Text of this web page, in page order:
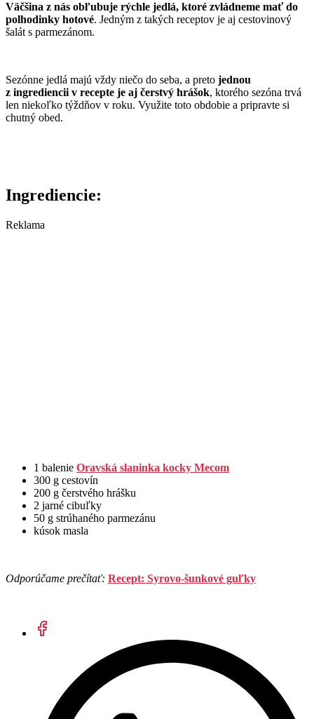
Väčšina z nás obľubuje rýchle jedlá, ktoré zvládneme mať do
polhodinky hotové. Jedným z takých receptov je aj cestovinový
šalát s parmezánom.
Sezónne jedlá majú vždy niečo do seba, a preto jednou
z ingrediencii v recepte je aj čerstvý hrášok, ktorého sezóna trvá
len niekoľko týždňov v roku. Využite toto obdobie a pripravte si
chutný obed.
Ingrediencie:
Reklama
1 balenie Oravská slaninka kocky Mecom
300 g cestovín
200 g čerstvého hrášku
2 jarné cibuľky
50 g strúhaného parmezánu
kúsok masla
Odporúčame prečítať: Recept: Syrovo-šunkové guľky